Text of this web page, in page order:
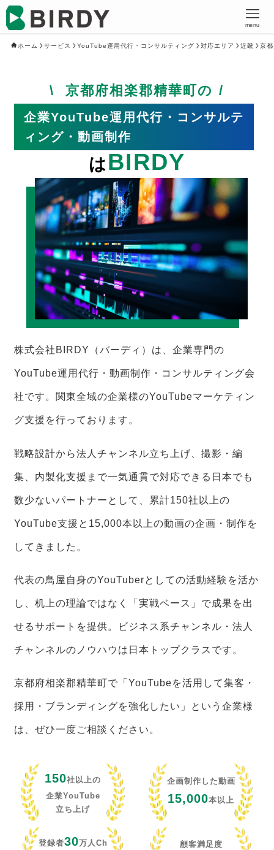
menu
ホーム サービス YouTube運用代行・コンサルティング 対応エリア 近畿 京
京都府相楽郡精華町の
企業YouTube運用代行・コンサルテ
ィング・動画制作
はBIRDY
株式会社BIRDY（バーディ）は、企業専門の
YouTube運用代行・動画制作・コンサルティング会
社です。関東全域の企業様のYouTubeマーケティン
グ支援を行っております。
戦略設計から法人チャンネル立ち上げ、撮影・編
集、内製化支援まで一気通貫で対応できる日本でも
数少ないパートナーとして、累計150社以上の
YouTube支援と15,000本以上の動画の企画・制作を
してきました。
代表の鳥屋自身のYouTuberとしての活動経験を活か
し、机上の理論ではなく「実戦ベース」で成果を出
せるサポートを提供。ビジネス系チャンネル・法人
チャンネルのノウハウは日本トップクラスです。
京都府相楽郡精華町で「YouTubeを活用して集客・
採用・ブランディングを強化したい」という企業様
は、ぜひ一度ご相談ください。
150社以上の
企業YouTube
立ち上げ
企画制作した動画
15,000本以上
登録者30万人Ch
顧客満足度